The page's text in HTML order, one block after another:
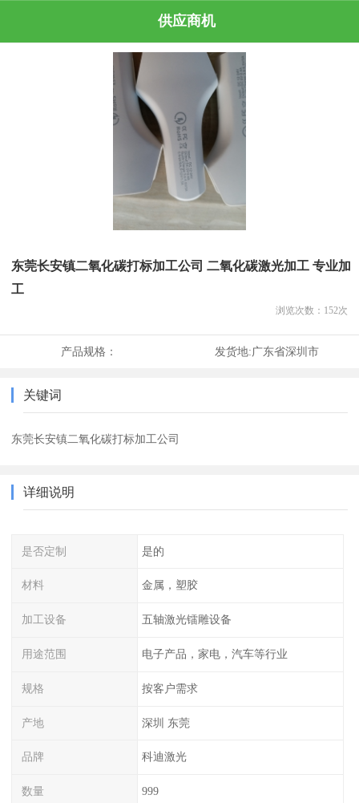
供应商机
东莞长安镇二氧化碳打标加工公司 二氧化碳激光加工 专业加
工
浏览次数： 152次
产品规格： 发货地:广东省深圳市
关键词
东莞长安镇二氧化碳打标加工公司
详细说明
是否定制 是的
材料 金属，塑胶
加工设备 五轴激光镭雕设备
用途范围 电子产品，家电，汽车等行业
规格 按客户需求
产地 深圳 东莞
品牌 科迪激光
数量 999